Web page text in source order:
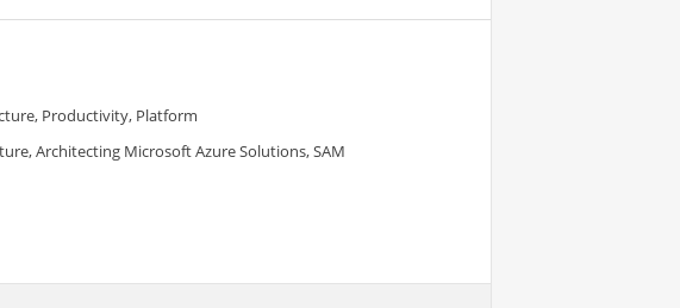
Productivity, Platform
Architecting Microsoft Azure Solutions, SAM